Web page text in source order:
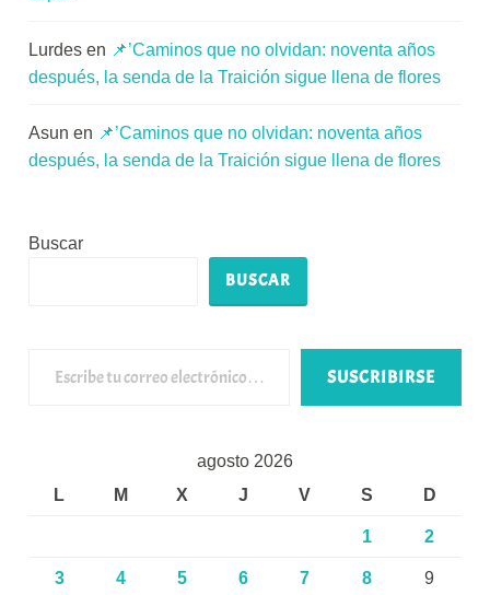
Lurdes en 📌’Caminos que no olvidan: noventa años
después, la senda de la Traición sigue llena de flores
Asun en 📌’Caminos que no olvidan: noventa años
después, la senda de la Traición sigue llena de flores
Buscar
BUSCAR
SUSCRIBIRSE
agosto 2026
L
M X J V S D
1 2
3 4 5 6 7 8 9